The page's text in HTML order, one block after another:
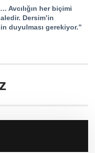
Avcılığın her biçimi
Dersim’in
duyulması gerekiyor.”